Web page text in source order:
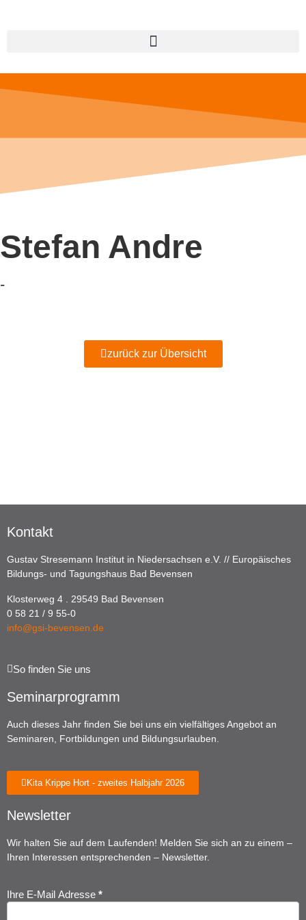
Stefan Andre
-
zurück zur Übersicht
Kontakt
Gustav Stresemann Institut in Niedersachsen e.V. // Europäisches
Bildungs- und Tagungshaus Bad Bevensen
Klosterweg 4 . 29549 Bad Bevensen
0 58 21 / 9 55-0
info@gsi-bevensen.de
So finden Sie uns
Seminarprogramm
Auch dieses Jahr finden Sie bei uns ein vielfältiges Angebot an
Seminaren, Fortbildungen und Bildungsurlauben.
Kita Krippe Hort - zweites Halbjahr 2026
Newsletter
Wir halten Sie auf dem Laufenden! Melden Sie sich an zu einem –
Ihren Interessen entsprechenden – Newsletter.
Newsletter
Ihre E-Mail Adresse *